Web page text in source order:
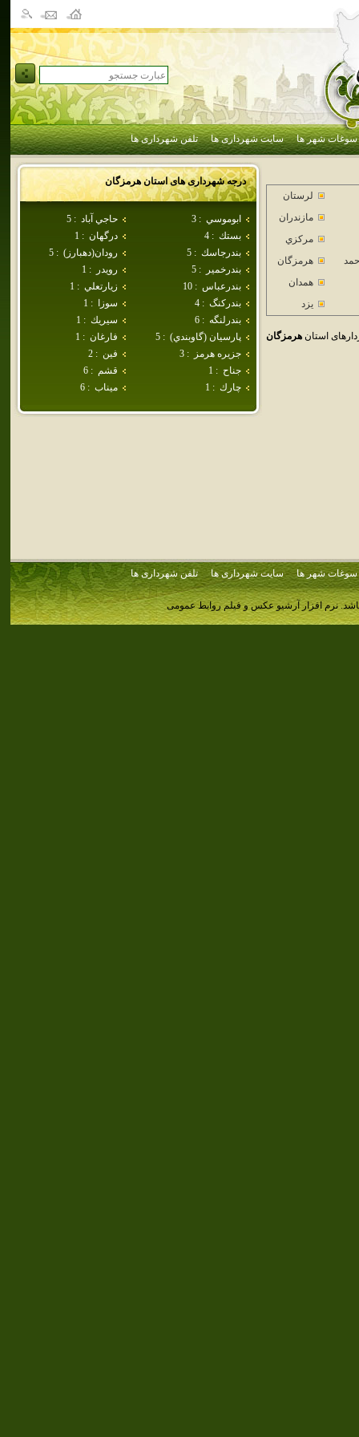
سوغات شهر ها سایت شهرداری ها تلفن شهرداری ها
درجه شهرداری های استانهرمزگان
ابوموسي :
3 حاجي آباد :
5
بستك :
4 درگهان :
1
بندرجاسك :
5 رودان(دهبارز) :
5
بندرخمير
:
5 رويدر :
1
بندرعباس :
10 زيارتعلي :
1
بندركنگ :
4 سوزا :
1
بندرلنگه :
6 سيريك :
1
پارسيان (گاوبندي) :
5 فارغان :
1
جزيره هرمز
:
3 فين :
2
جناح :
1 قشم :
6
چارك :
1 ميناب :
6
لرستان
مازندران
مركزي
هرمزگان
همدان
يزد
استانهرمزگان
سوغات شهر ها سایت شهرداری ها تلفن شهرداری ها
نرم افزار آرشیو عکس و فیلم روابط عمومی